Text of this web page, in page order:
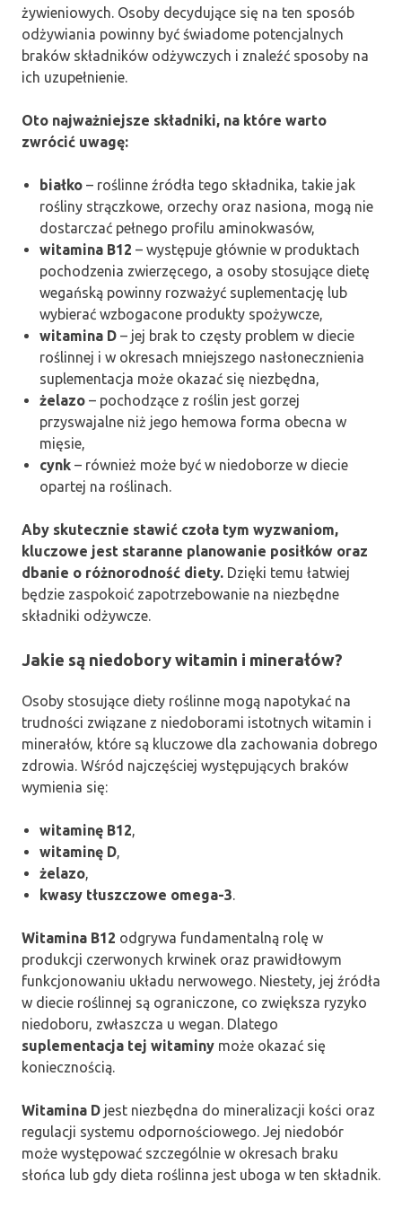
żywieniowych. Osoby decydujące się na ten sposób
odżywiania powinny być świadome potencjalnych
braków składników odżywczych i znaleźć sposoby na
ich uzupełnienie.
Oto najważniejsze składniki, na które warto
zwrócić uwagę:
białko – roślinne źródła tego składnika, takie jak
rośliny strączkowe, orzechy oraz nasiona, mogą nie
dostarczać pełnego profilu aminokwasów,
witamina B12 – występuje głównie w produktach
pochodzenia zwierzęcego, a osoby stosujące dietę
wegańską powinny rozważyć suplementację lub
wybierać wzbogacone produkty spożywcze,
witamina D – jej brak to częsty problem w diecie
roślinnej i w okresach mniejszego nasłonecznienia
suplementacja może okazać się niezbędna,
żelazo – pochodzące z roślin jest gorzej
przyswajalne niż jego hemowa forma obecna w
mięsie,
cynk – również może być w niedoborze w diecie
opartej na roślinach.
Aby skutecznie stawić czoła tym wyzwaniom,
kluczowe jest staranne planowanie posiłków oraz
dbanie o różnorodność diety. Dzięki temu łatwiej
będzie zaspokoić zapotrzebowanie na niezbędne
składniki odżywcze.
Jakie są niedobory witamin i minerałów?
Osoby stosujące diety roślinne mogą napotykać na
trudności związane z niedoborami istotnych witamin i
minerałów, które są kluczowe dla zachowania dobrego
zdrowia. Wśród najczęściej występujących braków
wymienia się:
witaminę B12,
witaminę D,
żelazo,
kwasy tłuszczowe omega-3.
Witamina B12 odgrywa fundamentalną rolę w
produkcji czerwonych krwinek oraz prawidłowym
funkcjonowaniu układu nerwowego. Niestety, jej źródła
w diecie roślinnej są ograniczone, co zwiększa ryzyko
niedoboru, zwłaszcza u wegan. Dlatego
suplementacja tej witaminy może okazać się
koniecznością.
Witamina D jest niezbędna do mineralizacji kości oraz
regulacji systemu odpornościowego. Jej niedobór
może występować szczególnie w okresach braku
słońca lub gdy dieta roślinna jest uboga w ten składnik.